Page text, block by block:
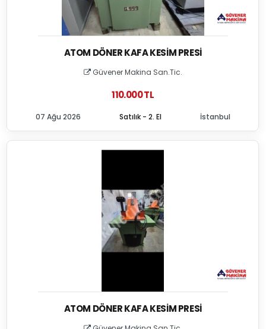
ATOM DÖNER KAFA KESIM PRESI
Güvener Makina San.Tic.
110.000 TL
Satılık - 2. El
07 Ağu 2026 İstanbul
ATOM DÖNER KAFA KESIM PRESI